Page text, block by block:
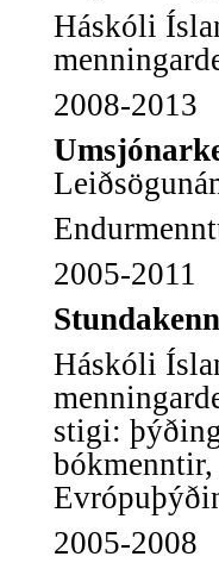
Háskóli
2008-2013
2005-2011
Háskóli
stigi:
2005-2008